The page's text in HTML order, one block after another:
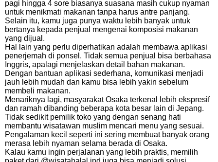
pagi hingga 4 sore biasanya suasana masih cukup nyaman
untuk menikmati makanan tanpa harus antre panjang.
Selain itu, kamu juga punya waktu lebih banyak untuk
bertanya kepada penjual mengenai komposisi makanan
yang dijual.
Hal lain yang perlu diperhatikan adalah membawa aplikasi
penerjemah di ponsel. Tidak semua penjual bisa berbahasa
Inggris, apalagi menjelaskan detail bahan makanan.
Dengan bantuan aplikasi sederhana, komunikasi menjadi
jauh lebih mudah dan kamu bisa lebih yakin sebelum
membeli makanan.
Menariknya lagi, masyarakat Osaka terkenal lebih ekspresif
dan ramah dibanding beberapa kota besar lain di Jepang.
Tidak sedikit pemilik toko yang dengan senang hati
membantu wisatawan muslim mencari menu yang sesuai.
Pengalaman kecil seperti ini sering membuat banyak orang
merasa lebih nyaman selama berada di Osaka.
Kalau kamu ingin perjalanan yang lebih praktis, memilih